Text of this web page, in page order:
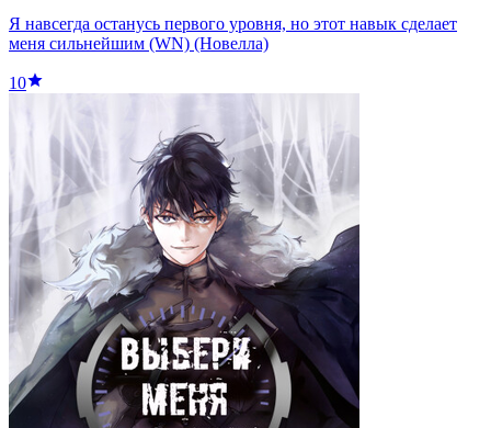
Я навсегда останусь первого уровня, но этот навык сделает
меня сильнейшим (WN) (Новелла)
10